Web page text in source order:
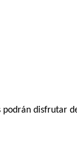
disfrutar